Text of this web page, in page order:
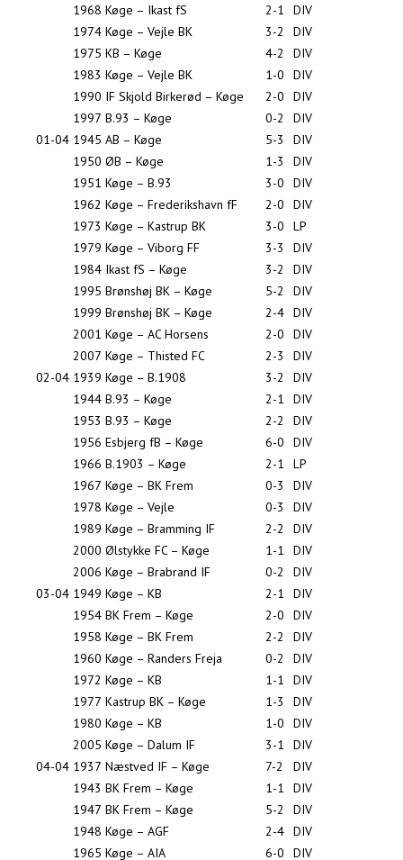
1968 Køge – Ikast fS 2-1
DIV
1974 Køge – Vejle BK 3-2
DIV
1975 KB – Køge 4-2
DIV
1983 Køge – Vejle BK 1-0
DIV
1990 IF Skjold Birkerød – Køge 2-0
DIV
1997 B.93 – Køge 0-2
DIV
01-04 1945 AB – Køge 5-3
DIV
1950 ØB – Køge 1-3
DIV
1951 Køge – B.93 3-0
DIV
1962 Køge – Frederikshavn fF 2-0
DIV
1973 Køge – Kastrup BK 3-0
LP
1979 Køge – Viborg FF 3-3
DIV
1984 Ikast fS – Køge 3-2
DIV
1995 Brønshøj BK – Køge 5-2
DIV
1999 Brønshøj BK – Køge 2-4 DIV
2001 Køge – AC Horsens 2-0
DIV
2007 Køge – Thisted FC 2-3
DIV
02-04 1939 Køge – B.1908 3-2
DIV
1944 B.93 – Køge 2-1
DIV
1953 B.93 – Køge 2-2
DIV
1956 Esbjerg fB – Køge 6-0
DIV
1966 B.1903 – Køge 2-1
LP
1967 Køge – BK Frem 0-3
DIV
1978 Køge – Vejle 0-3
DIV
1989 Køge – Bramming IF 2-2
DIV
2000 Ølstykke FC – Køge 1-1
DIV
2006 Køge – Brabrand IF 0-2
DIV
03-04 1949 Køge – KB 2-1
DIV
1954 BK Frem – Køge 2-0
DIV
1958 Køge – BK Frem 2-2
DIV
1960 Køge – Randers Freja 0-2
DIV
1972 Køge – KB 1-1
DIV
1977 Kastrup BK – Køge 1-3
DIV
1980 Køge – KB 1-0
DIV
2005 Køge – Dalum IF 3-1
DIV
04-04 1937 Næstved IF – Køge 7-2
DIV
1943 BK Frem – Køge 1-1
DIV
1947 BK Frem – Køge 5-2
DIV
1948 Køge – AGF 2-4 DIV
1965 Køge – AIA 6-0 DIV